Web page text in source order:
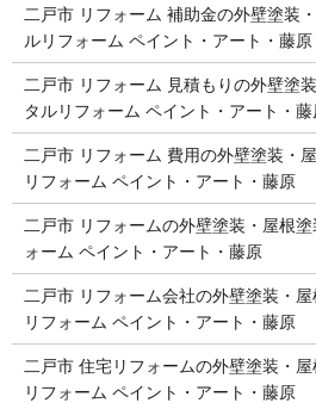
二戸市 リフォーム 補助金の外壁塗装
ルリフォーム ペイント・アート・藤原
二戸市 リフォーム 見積もりの外壁塗
タルリフォーム ペイント・アート・藤
二戸市 リフォーム 費用の外壁塗装・
リフォーム ペイント・アート・藤原
二戸市 リフォームの外壁塗装・屋根
ォーム ペイント・アート・藤原
二戸市 リフォーム会社の外壁塗装・
リフォーム ペイント・アート・藤原
二戸市 住宅リフォームの外壁塗装・
リフォーム ペイント・アート・藤原